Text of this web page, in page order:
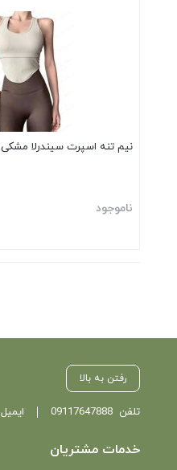
نیم تنه اسپرت سیندرلا مشکی
ناموجود
رفتن به بالا
تلفن09117647888 ایمیل
خدمات مشتریان